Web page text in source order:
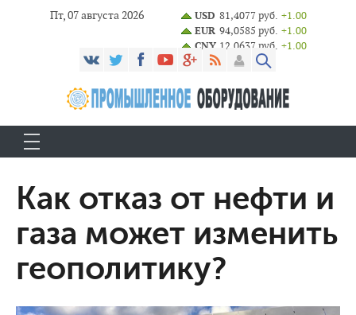
Пт, 07 августа 2026 USD 81,4077 руб. +1.00
EUR 94,0585 руб. +1.00
CNY 12,0637 руб. +1.00
Как отказ от нефти и
газа может изменить
геополитику?